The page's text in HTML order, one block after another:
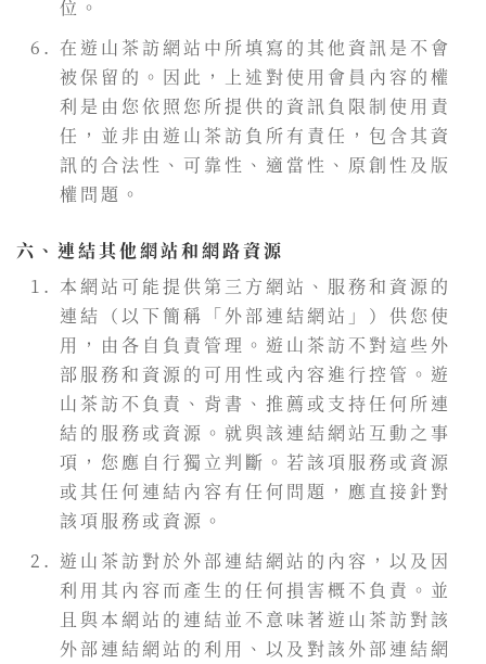
位。
在遊山茶訪網站中所填寫的其他資訊是不會
被保留的。因此，上述對使用會員內容的權
利是由您依照您所提供的資訊負限制使用責
任，並非由遊山茶訪負所有責任，包含其資
訊的合法性、可靠性、適當性、原創性及版
權問題。
六、連結其他網站和網路資源
本網站可能提供第三方網站、服務和資源的
連結（以下簡稱「外部連結網站」）供您使
用，由各自負責管理。遊山茶訪不對這些外
部服務和資源的可用性或內容進行控管。遊
山茶訪不負責、背書、推薦或支持任何所連
結的服務或資源。就與該連結網站互動之事
項，您應自行獨立判斷。若該項服務或資源
或其任何連結內容有任何問題，應直接針對
該項服務或資源。
遊山茶訪對於外部連結網站的內容，以及因
利用其內容而產生的任何損害概不負責。並
且與本網站的連結並不意味著遊山茶訪對該
外部連結網站的利用、以及對該外部連結網